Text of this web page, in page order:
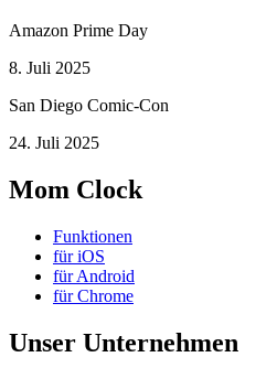
Amazon Prime Day
8. Juli 2025
San Diego Comic-Con
24. Juli 2025
Mom Clock
Funktionen
für iOS
für Android
für Chrome
Unser Unternehmen